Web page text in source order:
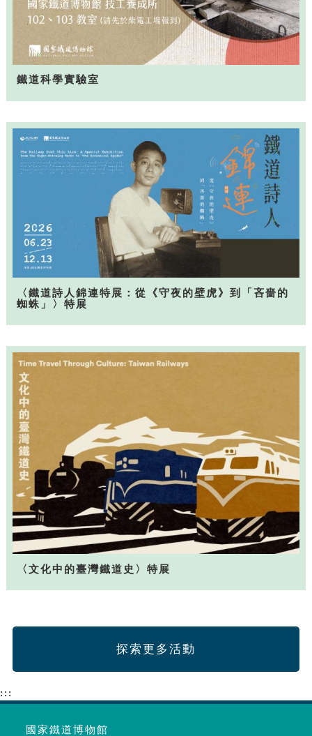
鐵道科學實驗室
〈鐵道詩人錦連特展：從《守夜的壁虎》到「吝嗇的
蜘蛛」〉特展
〈文化中的臺灣鐵道史〉特展
探索更多活動
:::
國家鐵道博物館